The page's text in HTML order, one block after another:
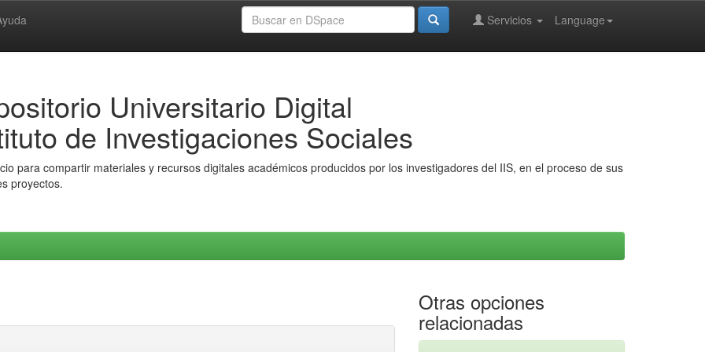
Language
Servicios
Universitario Digital
de Investigaciones Sociales
para compartir materiales y recursos digitales académicos producidos por los investigadores del IIS, en el proceso de sus
proyectos.
Otras opciones
relacionadas